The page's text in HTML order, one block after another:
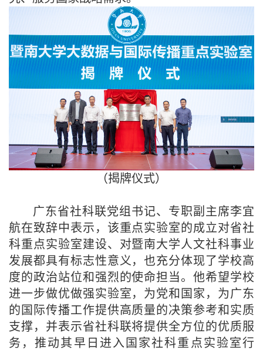
（揭牌仪式）
广东省社科联党组书记、专职副主席李宜
航在致辞中表示，该重点实验室的成立对省社
科重点实验室建设、对暨南大学人文社科事业
发展都具有标志性意义，也充分体现了学校高
度的政治站位和强烈的使命担当。他希望学校
进一步做优做强实验室，为党和国家，为广东
的国际传播工作提供高质量的决策参考和实质
支撑，并表示省社科联将提供全方位的优质服
务，推动其早日进入国家社科重点实验室行